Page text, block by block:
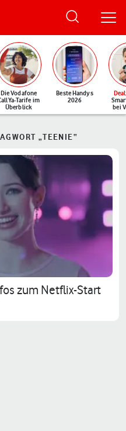
Die Vodafone
Tarife im
Überblick
Beste Handys
2026
Deal
bei
„TEENIE“
zum Netflix-Start